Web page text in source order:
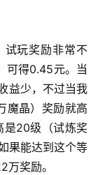
试玩奖励非常不
可得0.45元。当
益少，不过当我
魔晶）奖励就高
是20级（试炼奖
果能达到这个等
奖励。